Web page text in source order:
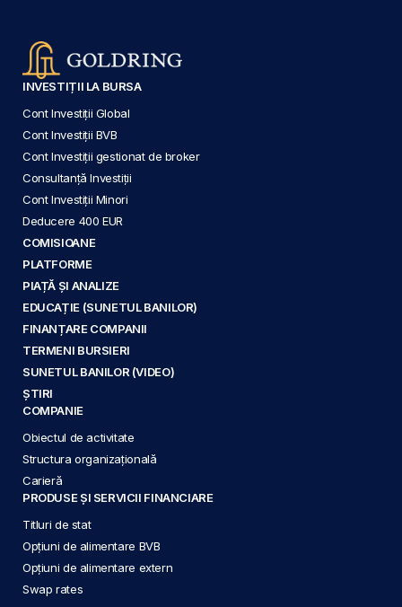
INVESTIȚII LA BURSA
Cont Investiții Global
Cont Investiții BVB
Cont Investiții gestionat de broker
Consultanță Investiții
Cont Investiții Minori
Deducere 400 EUR
COMISIOANE
PLATFORME
PIAȚĂ ȘI ANALIZE
EDUCAȚIE (SUNETUL BANILOR)
FINANȚARE COMPANII
TERMENI BURSIERI
SUNETUL BANILOR (VIDEO)
ȘTIRI
COMPANIE
Obiectul de activitate
Structura organizațională
Carieră
PRODUSE ȘI SERVICII FINANCIARE
Titluri de stat
Opțiuni de alimentare BVB
Opțiuni de alimentare extern
Swap rates